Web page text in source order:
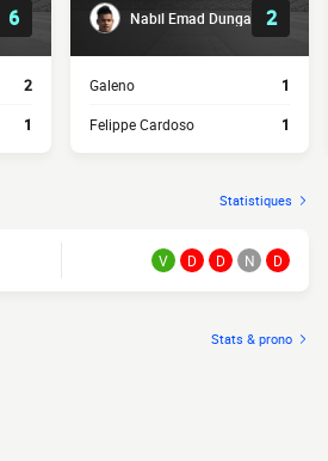
6
2
1
Nabil Emad Dunga 2
Galeno 1
Felippe Cardoso 1
Statistiques
V D D N D
Stats & prono